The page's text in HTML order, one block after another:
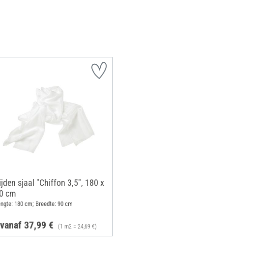
sjaal "Chiffon 3,5", 180 x
cm
180 cm; Breedte: 90 cm
vanaf 37,99 € (1 m2 = 24,69 €)